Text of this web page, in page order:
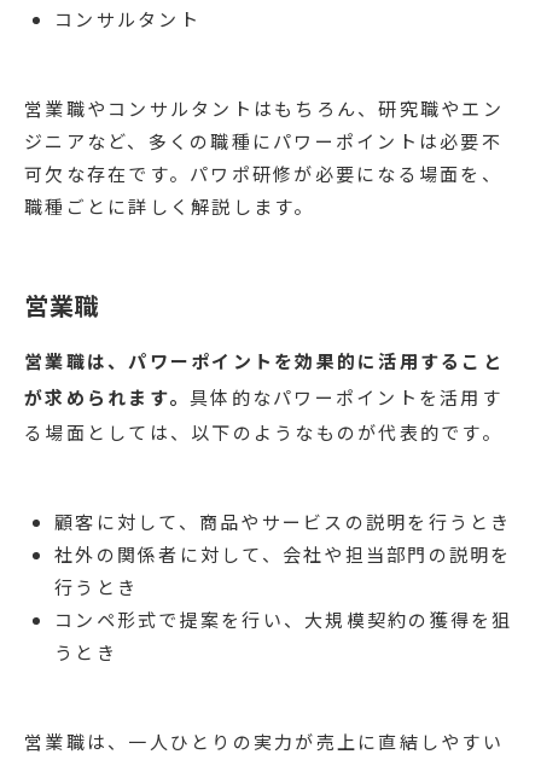
コンサルタント
営業職やコンサルタントはもちろん、研究職やエン
ジニアなど、多くの職種にパワーポイントは必要不
可欠な存在です。パワポ研修が必要になる場面を、
職種ごとに詳しく解説します。
営業職
営業職は、パワーポイントを効果的に活用すること
が求められます。 具体的なパワーポイントを活用す
る場面としては、以下のようなものが代表的です。
顧客に対して、商品やサービスの説明を行うとき
社外の関係者に対して、会社や担当部門の説明を
行うとき
コンペ形式で提案を行い、大規模契約の獲得を狙
うとき
営業職は、一人ひとりの実力が売上に直結しやすい